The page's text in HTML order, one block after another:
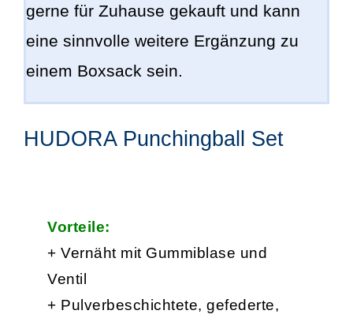
gerne für Zuhause gekauft und kann
eine sinnvolle weitere Ergänzung zu
einem Boxsack sein.
HUDORA Punchingball Set
Vorteile:
+ Vernäht mit Gummiblase und
Ventil
+ Pulverbeschichtete, gefederte,